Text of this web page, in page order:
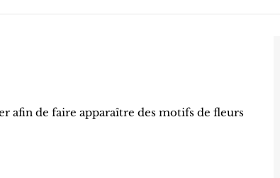
afin de faire apparaître des motifs de fleurs